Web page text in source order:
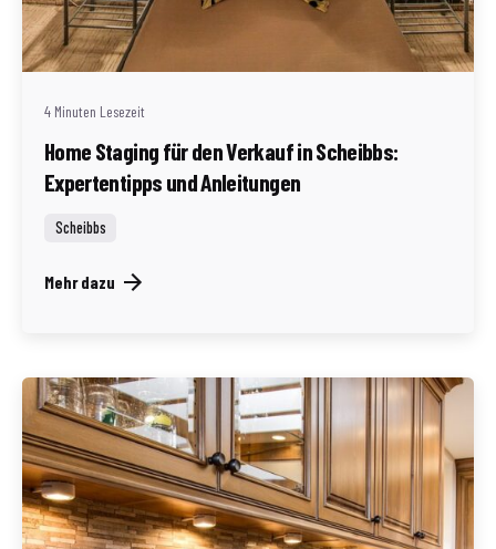
Geschrieben von
Redaktion Immofragen Scheibbs (AT)
4 Minuten Lesezeit
Home Staging für den Verkauf in Scheibbs:
Expertentipps und Anleitungen
Scheibbs
Mehr dazu